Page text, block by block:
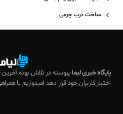
ساخت درب چرمی
پایگاه خبری لیماپیوسته در تلاش بوده آخرین
اختیار کاربران خود قرار دهد امیدواریم با